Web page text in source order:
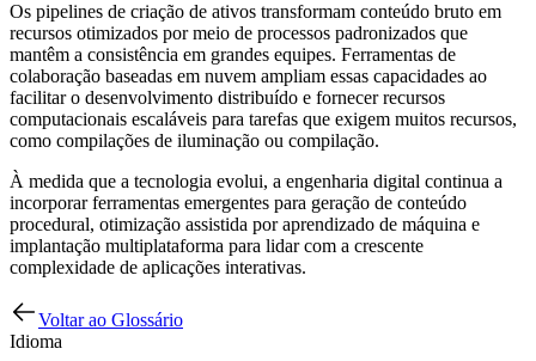
Os pipelines de criação de ativos transformam conteúdo bruto em
recursos otimizados por meio de processos padronizados que
mantêm a consistência em grandes equipes. Ferramentas de
colaboração baseadas em nuvem ampliam essas capacidades ao
facilitar o desenvolvimento distribuído e fornecer recursos
computacionais escaláveis para tarefas que exigem muitos recursos,
como compilações de iluminação ou compilação.
À medida que a tecnologia evolui, a engenharia digital continua a
incorporar ferramentas emergentes para geração de conteúdo
procedural, otimização assistida por aprendizado de máquina e
implantação multiplataforma para lidar com a crescente
complexidade de aplicações interativas.
Voltar ao Glossário
Idioma